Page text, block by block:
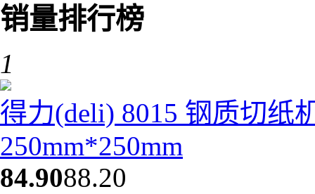
销量排行榜
1
得力(deli) 8015 钢质切纸
250mm*250mm
84.9088.20